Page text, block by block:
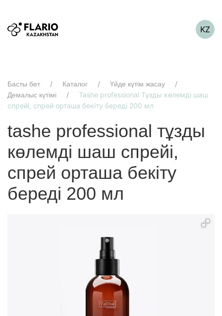
KZ
Басты бет Каталог
Үйде күтім жасау
Демалыс күтімі
Tashe professional Тұзды көлемді шаш
спрейі, спрей орташа бекіту береді 200 мл
tashe professional тұзды
көлемді шаш спрейі,
спрей орташа бекіту
береді 200 мл